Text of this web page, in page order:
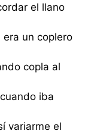
el llano
un coplero
copla al
iba
variarme el